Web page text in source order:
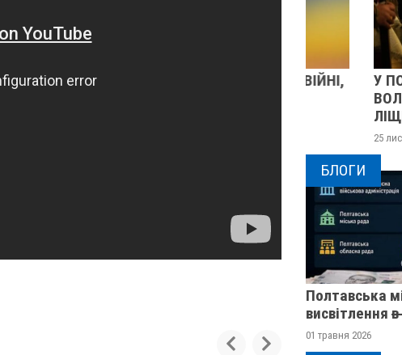
ПОРАНЕНЬ, ОТРИМАНИХ НА ВІЙНІ,
У ПОЛТАВІ
ЛІЩИНСЬКИМ
25 листопада 2025
БЛОГИ
Полтавська
висвітлення
01 травня 2026